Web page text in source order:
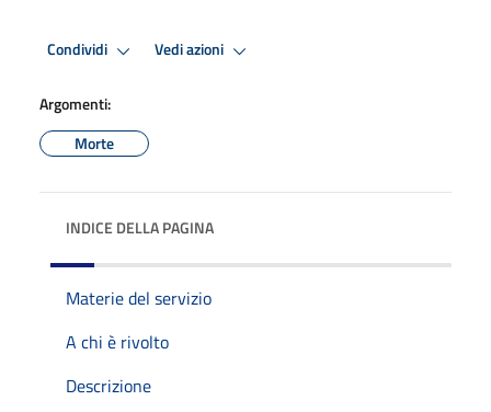
Condividi Vedi azioni
Argomenti:
Morte
INDICE DELLA PAGINA
Materie del servizio
A chi è rivolto
Descrizione